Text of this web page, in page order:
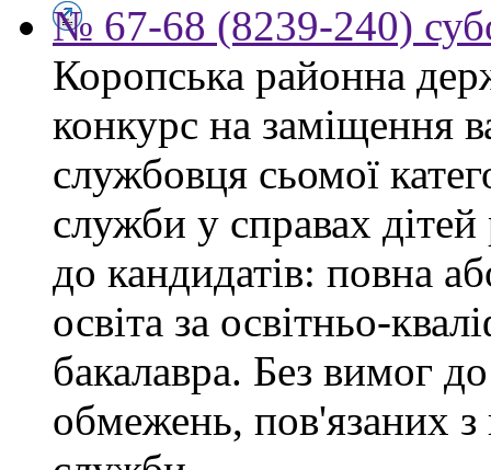
№ 67-68 (8239-240)
Коропська районна
конкурс на заміщення
службовця сьомої
служби у справах
до кандидатів: повна
освіта за освітньо-
бакалавра. Без вимог
обмежень, пов'язаних